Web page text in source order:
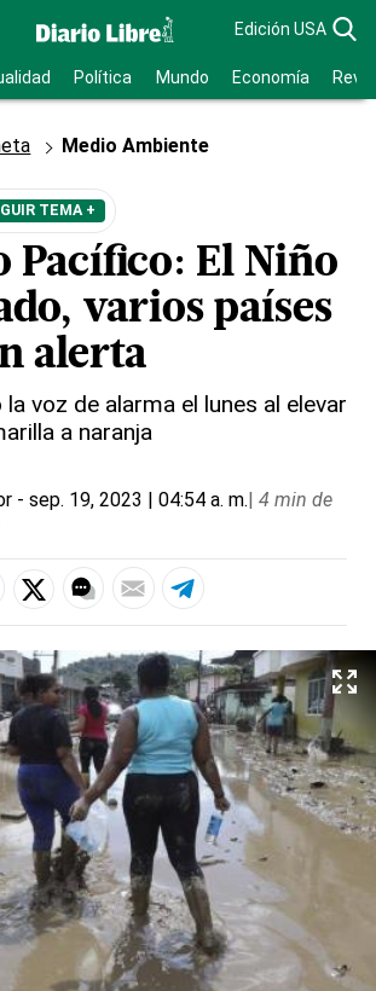
Edición USA
Política Mundo Economía
Medio Ambiente
TEMA +
Pacífico: El Niño
varios países
alerta
la voz de alarma el lunes al elevar
a naranja
- sep. 19, 2023 | 04:54 a. m.| 4 min de